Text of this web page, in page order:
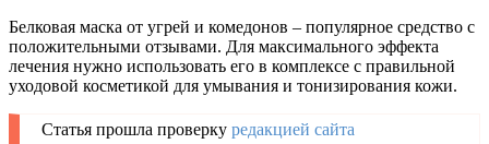
Белковая маска от угрей и комедонов – популярное средство с
положительными отзывами. Для максимального эффекта
лечения нужно использовать его в комплексе с правильной
уходовой косметикой для умывания и тонизирования кожи.
Статья прошла проверку редакцией сайта